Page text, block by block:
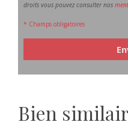
droits vous pouvez consulter nos
* Champs obligatoires
Bien